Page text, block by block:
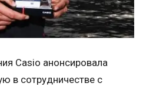
Casio анонсировала
в сотрудничестве с